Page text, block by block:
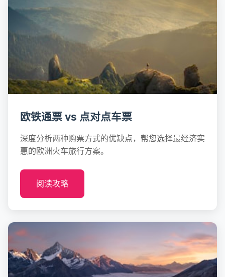
欧铁通票 vs 点对点车票
深度分析两种购票方式的优缺点，帮您选择最经济实
惠的欧洲火车旅行方案。
阅读攻略